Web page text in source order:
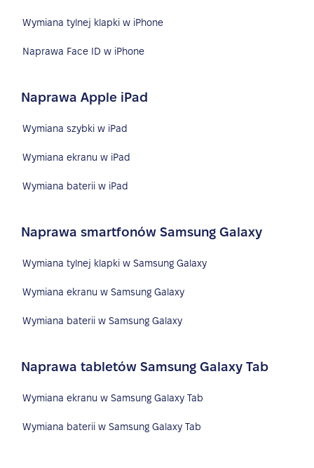
Wymiana tylnej klapki w iPhone
Naprawa Face ID w iPhone
Naprawa Apple iPad
Wymiana szybki w iPad
Wymiana ekranu w iPad
Wymiana baterii w iPad
Naprawa smartfonów Samsung Galaxy
Wymiana tylnej klapki w Samsung Galaxy
Wymiana ekranu w Samsung Galaxy
Wymiana baterii w Samsung Galaxy
Naprawa tabletów Samsung Galaxy Tab
Wymiana ekranu w Samsung Galaxy Tab
Wymiana baterii w Samsung Galaxy Tab